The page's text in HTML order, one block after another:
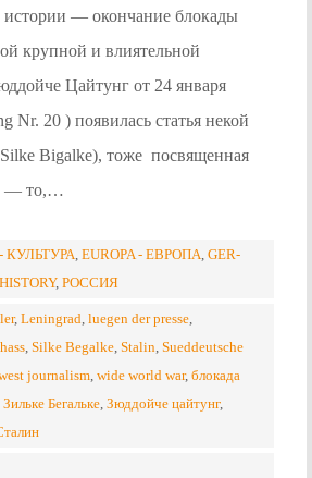
— окончание блокады
крупной и влиятельной
Цайтунг от 24 января
Nr. 20 ) появилась статья некой
Bigalke), тоже посвященная
— то,…
КУЛЬТУРА, EUROPA - ЕВРОПА, GER-
HISTORY, РОССИЯ
, Leningrad, luegen der presse,
, Silke Begalke, Stalin, Sueddeutsche
journalism, wide world war, блокада
Зильке Бегальке, Зюддойче цайтунг,